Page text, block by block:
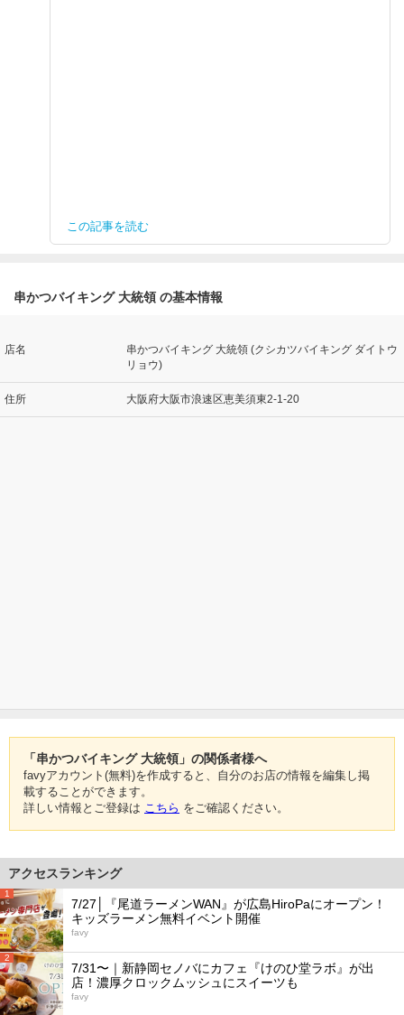
この記事を読む
串かつバイキング 大統領 の基本情報
店名
串かつバイキング 大統領 (クシカツバイキング ダイトウ
リョウ)
住所 大阪府大阪市浪速区恵美須東2-1-20
「串かつバイキング 大統領」の関係者様へ
favyアカウント(無料)を作成すると、自分のお店の情報を編集し掲
載することができます。
詳しい情報とご登録は こちら をご確認ください。
アクセスランキング
1
7/27│『尾道ラーメンWAN』が広島HiroPaにオープン！
キッズラーメン無料イベント開催
favy
2
7/31〜｜新静岡セノバにカフェ『けのひ堂ラボ』が出
店！濃厚クロックムッシュにスイーツも
favy